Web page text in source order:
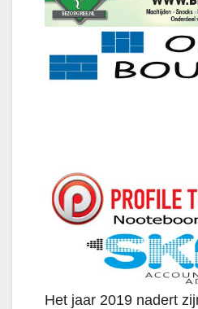
Het jaar 2019 nadert